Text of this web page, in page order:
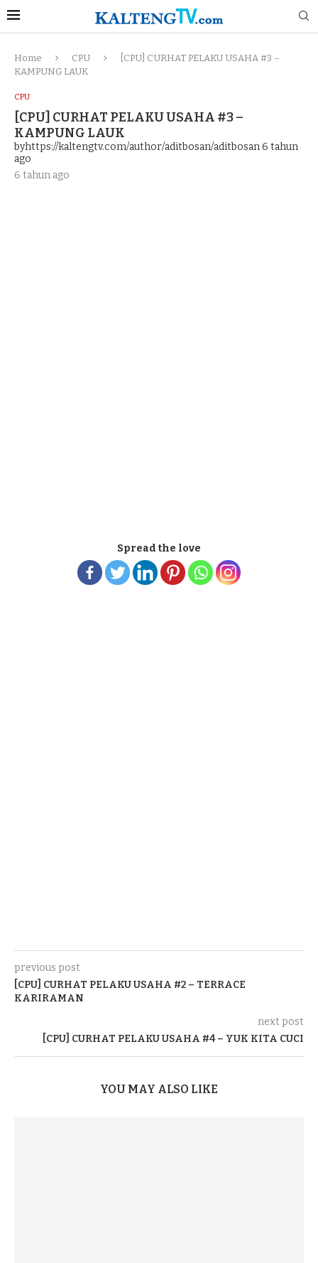
Home CPU
[CPU] CURHAT PELAKU USAHA #3 –
KAMPUNG LAUK
CPU
[CPU] CURHAT PELAKU USAHA #3 –
KAMPUNG LAUK
byhttps://kaltengtv.com/author/aditbosan/aditbosan6 tahun
ago
6 tahun ago
Spread the love
previous post
[CPU] CURHAT PELAKU USAHA #2 – TERRACE
KARIRAMAN
next post
[CPU] CURHAT PELAKU USAHA #4 – YUK KITA CUCI
YOU MAY ALSO LIKE